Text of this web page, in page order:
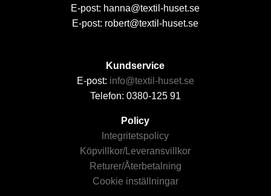
E-post: hanna@textil-huset.se
E-post: robert@textil-huset.se
Kundservice
E-post: info@textil-huset.se
Telefon: 0380-125 91
Policy
Integritetspolicy
Köpvillkor/Leveransvillkor
Returer/Återbetalning
Cookie inställningar